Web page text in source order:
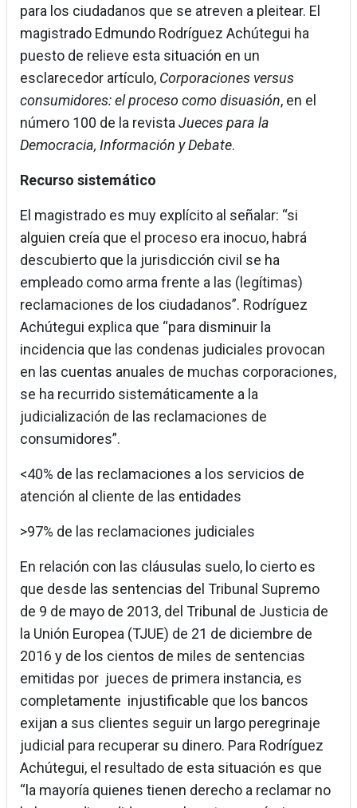
para los ciudadanos que se atreven a pleitear. El
magistrado Edmundo Rodríguez Achútegui ha
puesto de relieve esta situación en un
esclarecedor artículo, Corporaciones versus
consumidores: el proceso como disuasión, en el
número 100 de la revistaJueces para la
Democracia, Información y Debate.
Recurso sistemático
El magistrado es muy explícito al señalar: “si
alguien creía que el proceso era inocuo, habrá
descubierto que la jurisdicción civil se ha
empleado como arma frente a las (legítimas)
reclamaciones de los ciudadanos”. Rodríguez
Achútegui explica que “para disminuir la
incidencia que las condenas judiciales provocan
en las cuentas anuales de muchas corporaciones,
se ha recurrido sistemáticamente a la
judicialización de las reclamaciones de
consumidores”.
<40% de las reclamaciones a los servicios de
atención al cliente de las entidades
>97% de las reclamaciones judiciales
En relación con las cláusulas suelo, lo cierto es
que desde las sentencias del Tribunal Supremo
de 9 de mayo de 2013, del Tribunal de Justicia de
la Unión Europea (TJUE) de 21 de diciembre de
2016 y de los cientos de miles de sentencias
emitidas por jueces de primera instancia, es
completamente injustificable que los bancos
exijan a sus clientes seguir un largo peregrinaje
judicial para recuperar su dinero. Para Rodríguez
Achútegui, el resultado de esta situación es que
“la mayoría quienes tienen derecho a reclamar no